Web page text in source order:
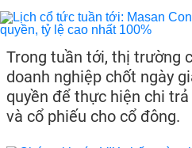
Trong tuần tới, thị trường
doanh nghiệp chốt ngày
quyền để thực hiện chi
và cổ phiếu cho cổ đông.